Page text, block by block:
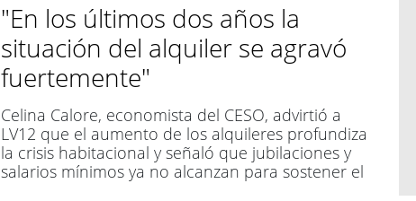
"En los últimos dos años la
situación del alquiler se agravó
fuertemente"
Celina Calore, economista del CESO, advirtió a
LV12 que el aumento de los alquileres profundiza
la crisis habitacional y señaló que jubilaciones y
salarios mínimos ya no alcanzan para sostener el